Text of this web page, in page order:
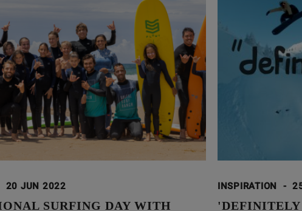
20 JUN 2022
SURFING DAY WITH
INSPIRATION -